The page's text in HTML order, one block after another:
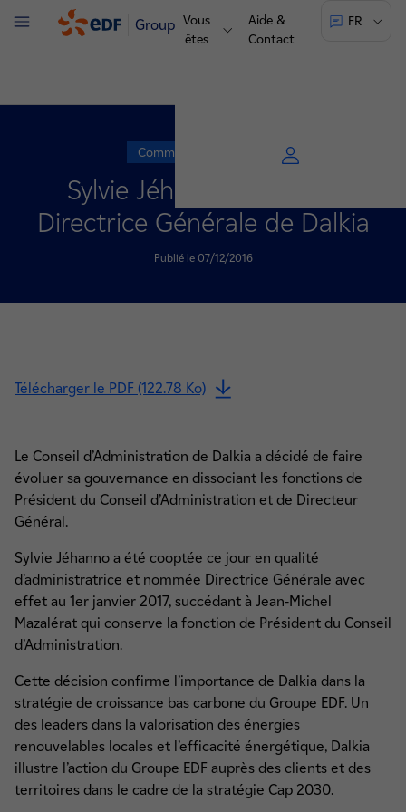
Groupe Vous
êtes
Aide &
Contact
FR
Menu
Communiqué de presse
Sylvie Jéhanno nommée
Directrice Générale de Dalkia
Publié le 07/12/2016
Télécharger le PDF (122.78 Ko)
Le Conseil d’Administration de Dalkia a décidé de faire
évoluer sa gouvernance en dissociant les fonctions de
Président du Conseil d’Administration et de Directeur
Général.
Sylvie Jéhanno a été cooptée ce jour en qualité
d’administratrice et nommée Directrice Générale avec
effet au 1er janvier 2017, succédant à Jean-Michel
Mazalérat qui conserve la fonction de Président du Conseil
d’Administration.
Cette décision confirme l’importance de Dalkia dans la
stratégie de croissance bas carbone du Groupe EDF. Un
des leaders dans la valorisation des énergies
renouvelables locales et l’efficacité énergétique, Dalkia
illustre l’action du Groupe EDF auprès des clients et des
territoires dans le cadre de la stratégie Cap 2030.